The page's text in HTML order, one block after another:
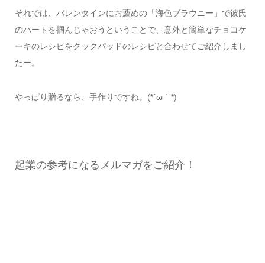
それでは、バレンタインにお薦めの「海色ブラウニー」で彼氏
のハートを掴んじゃおうということで、意外と簡単なチョコケ
ーキのレシピをクックパッドのレシピと合わせてご紹介しまし
たー。
やっぱり贈るなら、手作りですね。(*´ω｀*)
起業の参考になるメルマガをご紹介！